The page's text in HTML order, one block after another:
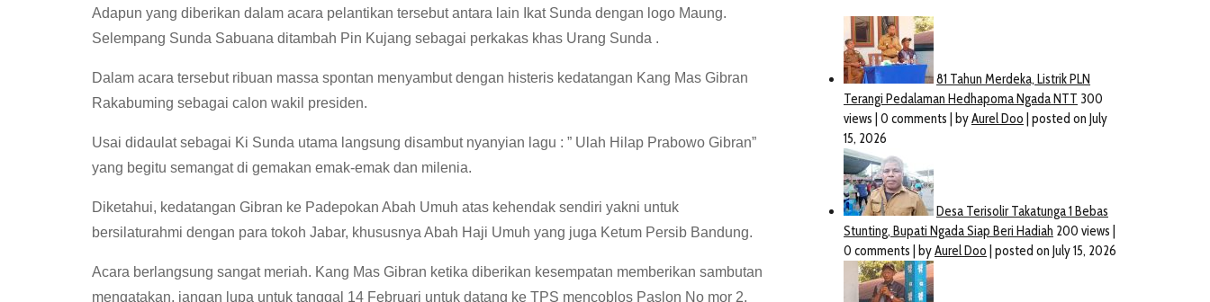
Adapun yang diberikan dalam acara pelantikan tersebut antara lain Ikat Sunda dengan logo Maung.
Selempang Sunda Sabuana ditambah Pin Kujang sebagai perkakas khas Urang Sunda .
Dalam acara tersebut ribuan massa spontan menyambut dengan histeris kedatangan Kang Mas Gibran
Rakabuming sebagai calon wakil presiden.
Usai didaulat sebagai Ki Sunda utama langsung disambut nyanyian lagu : ” Ulah Hilap Prabowo Gibran”
yang begitu semangat di gemakan emak-emak dan milenia.
Diketahui, kedatangan Gibran ke Padepokan Abah Umuh atas kehendak sendiri yakni untuk
bersilaturahmi dengan para tokoh Jabar, khususnya Abah Haji Umuh yang juga Ketum Persib Bandung.
Acara berlangsung sangat meriah. Kang Mas Gibran ketika diberikan kesempatan memberikan sambutan
mengatakan, jangan lupa untuk tanggal 14 Februari untuk datang ke TPS mencoblos Paslon No mor 2,